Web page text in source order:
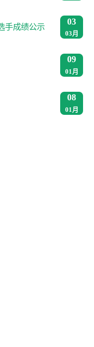
手成绩公示
03
03月
09
01月
08
01月